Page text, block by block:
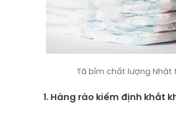
Tã bỉm chất lượng
1. Hàng rào kiểm định khắt